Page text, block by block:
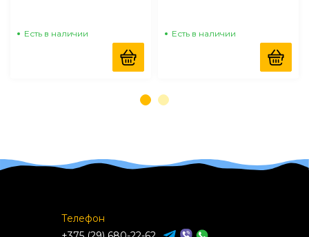
Есть в наличии Есть в наличии
Телефон